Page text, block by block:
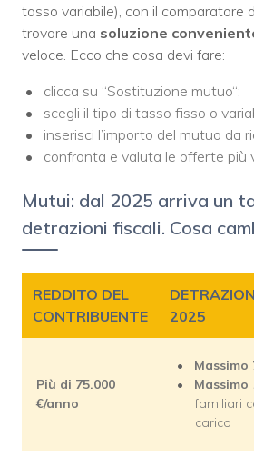
tasso variabile), con il comparatore
trovare una soluzione
veloce. Ecco che cosa devi fare:
clicca su “Sostituzione mutuo“;
scegli il tipo di tasso fisso o
inserisci l’importo del mutuo da
confronta e valuta le offerte più
Mutui: dal 2025 arriva un
detrazioni fiscali. Cosa
REDDITO DEL
CONTRIBUENTE
2025
Più di 75.000
€/anno
Massimo
Massimo
familiari
carico